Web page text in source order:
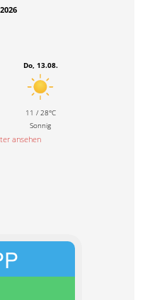
Do, 13.08.
11 / 28°C
Sonnig
ansehen